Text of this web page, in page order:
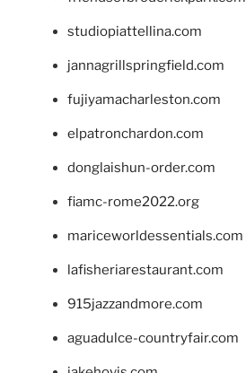
studiopiattellina.com
jannagrillspringfield.com
fujiyamacharleston.com
elpatronchardon.com
donglaishun-order.com
fiamc-rome2022.org
mariceworldessentials.com
lafisheriarestaurant.com
915jazzandmore.com
aguadulce-countryfair.com